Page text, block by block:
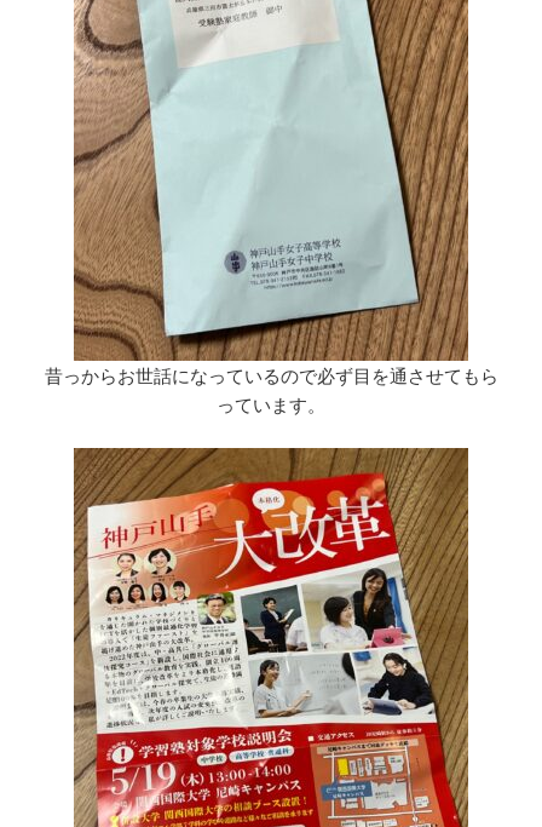
昔っからお世話になっているので必ず目を通させてもら
っています。